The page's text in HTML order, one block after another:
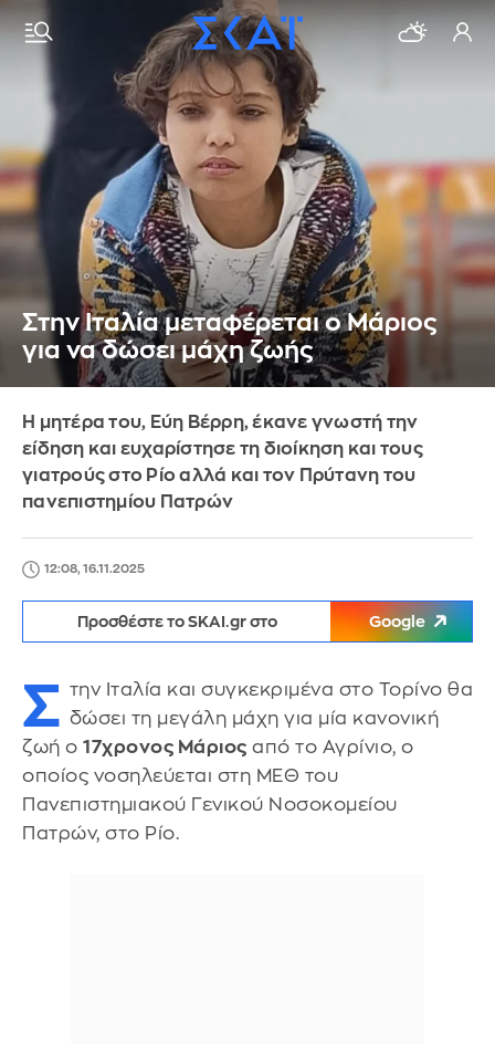
Στην Ιταλία μεταφέρεται ο Μάριος
για να δώσει μάχη ζωής
Η μητέρα του, Εύη Βέρρη, έκανε γνωστή την
είδηση και ευχαρίστησε τη διοίκηση και τους
γιατρούς στο Ρίο αλλά και τον Πρύτανη του
πανεπιστημίου Πατρών
12:08, 16.11.2025
Προσθέστε το SKAI.gr στο Google
Σ την Ιταλία και συγκεκριμένα στο Τορίνο θα
δώσει τη μεγάλη μάχη για μία κανονική
ζωή ο 17χρονος Μάριος από το Αγρίνιο, ο
οποίος νοσηλεύεται στη ΜΕΘ του
Πανεπιστημιακού Γενικού Νοσοκομείου
Πατρών, στο Ρίο.